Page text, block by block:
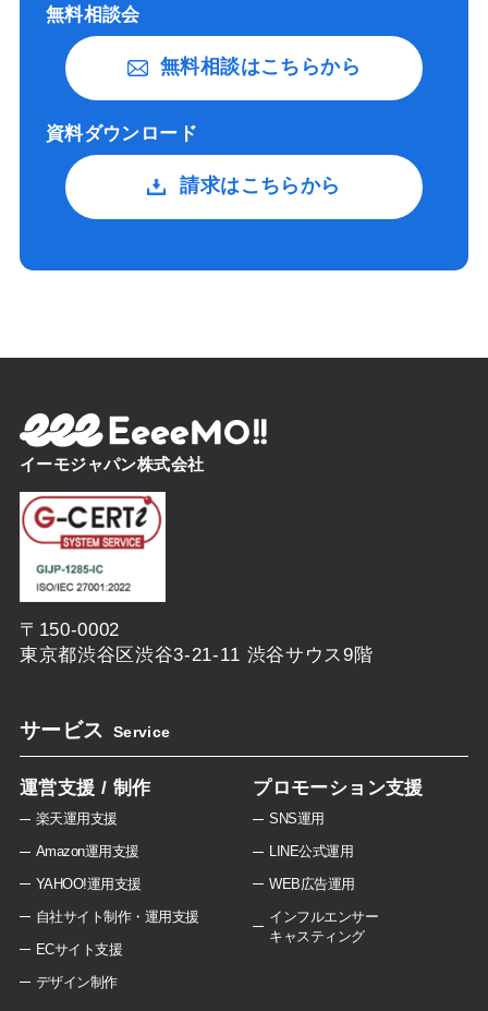
無料相談会
無料相談はこちらから
資料ダウンロード
請求はこちらから
イーモジャパン株式会社
〒150-0002
東京都渋谷区渋谷3-21-11 渋谷サウス9階
サービス Service
運営支援 / 制作
楽天運用支援
Amazon運用支援
YAHOO!運用支援
自社サイト制作・運用支援
ECサイト支援
デザイン制作
プロモーション支援
SNS運用
LINE公式運用
WEB広告運用
インフルエンサー
キャスティング